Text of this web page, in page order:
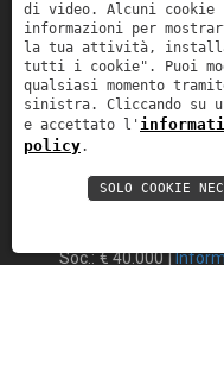
azienda
servizi
lavori e news
lavora con noi
Master S.r.l. | P.IVA:
Soc.: € 40.000 |
di video. Alcuni cookie
informazioni per
la tua attività,
tutti i cookie". Puoi
qualsiasi momento
sinistra. Cliccando su
e accettato l'
policy.
SOLO COOKIE